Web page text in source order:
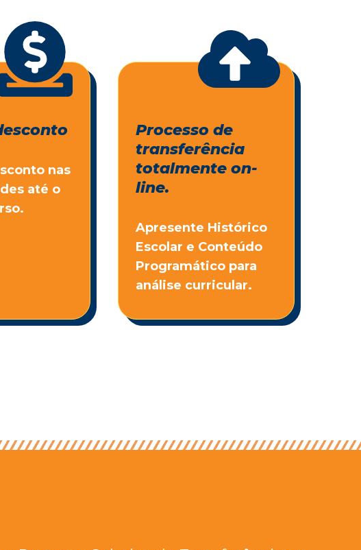
nas
até o
Processo de
transferência
totalmente on-
line.
Apresente Histórico
Escolar e Conteúdo
Programático para
análise curricular.